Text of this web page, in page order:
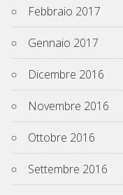
Febbraio 2017
Gennaio 2017
Dicembre 2016
Novembre 2016
Ottobre 2016
Settembre 2016